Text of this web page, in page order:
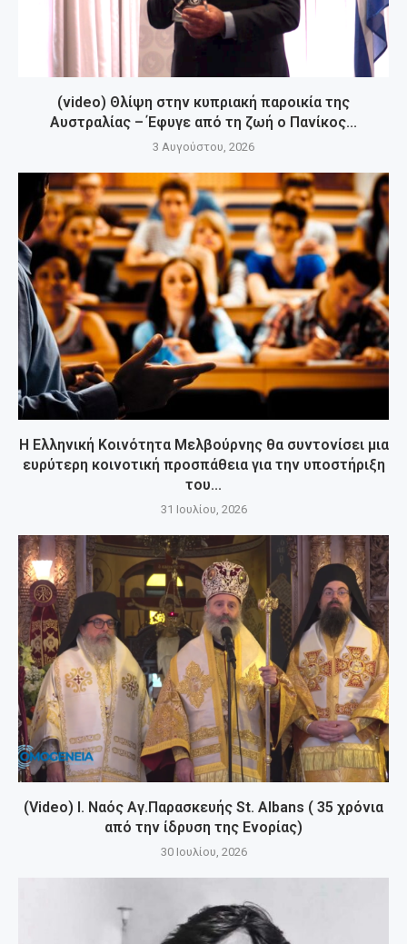
(video) Θλίψη στην κυπριακή παροικία της
Αυστραλίας – Έφυγε από τη ζωή ο Πανίκος...
3 Αυγούστου, 2026
Η Ελληνική Κοινότητα Μελβούρνης θα συντονίσει μια
ευρύτερη κοινοτική προσπάθεια για την υποστήριξη
του...
31 Ιουλίου, 2026
(Video) Ι. Ναός Αγ.Παρασκευής St. Albans ( 35 χρόνια
από την ίδρυση της Ενορίας)
30 Ιουλίου, 2026